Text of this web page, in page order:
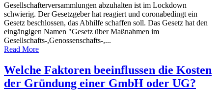
Gesellschafterversammlungen abzuhalten ist im Lockdown
schwierig. Der Gesetzgeber hat reagiert und coronabedingt ein
Gesetz beschlossen, das Abhilfe schaffen soll. Das Gesetz hat den
eingängigen Namen "Gesetz über Maßnahmen im
Gesellschafts-,Genossenschafts-,...
Read More
Welche Faktoren beeinflussen die Kosten
der Gründung einer GmbH oder UG?